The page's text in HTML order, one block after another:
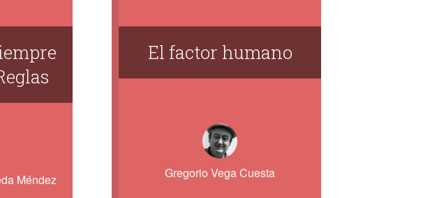
Méndez
El factor humano
Gregorio Vega Cuesta